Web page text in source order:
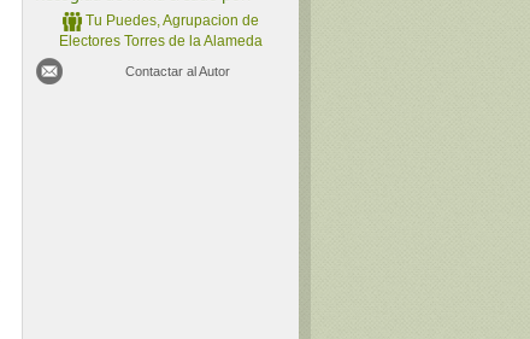
Tu Puedes, Agrupacion de
Electores Torres de la Alameda
Contactar al Autor